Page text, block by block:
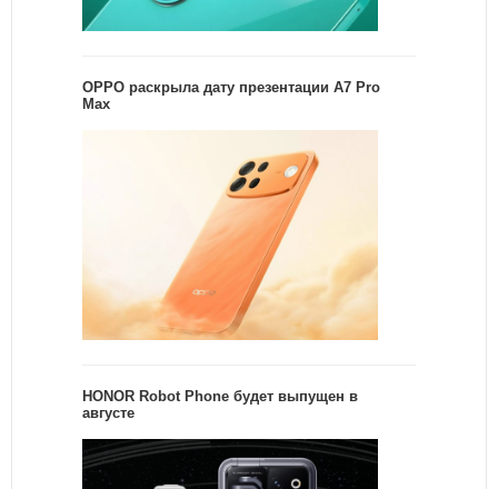
OPPO раскрыла дату презентации A7 Pro
Max
HONOR Robot Phone будет выпущен в
августе